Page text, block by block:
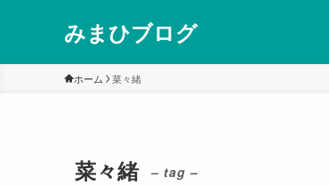
みまひブログ
ホーム 菜々緒
菜々緒 – tag –